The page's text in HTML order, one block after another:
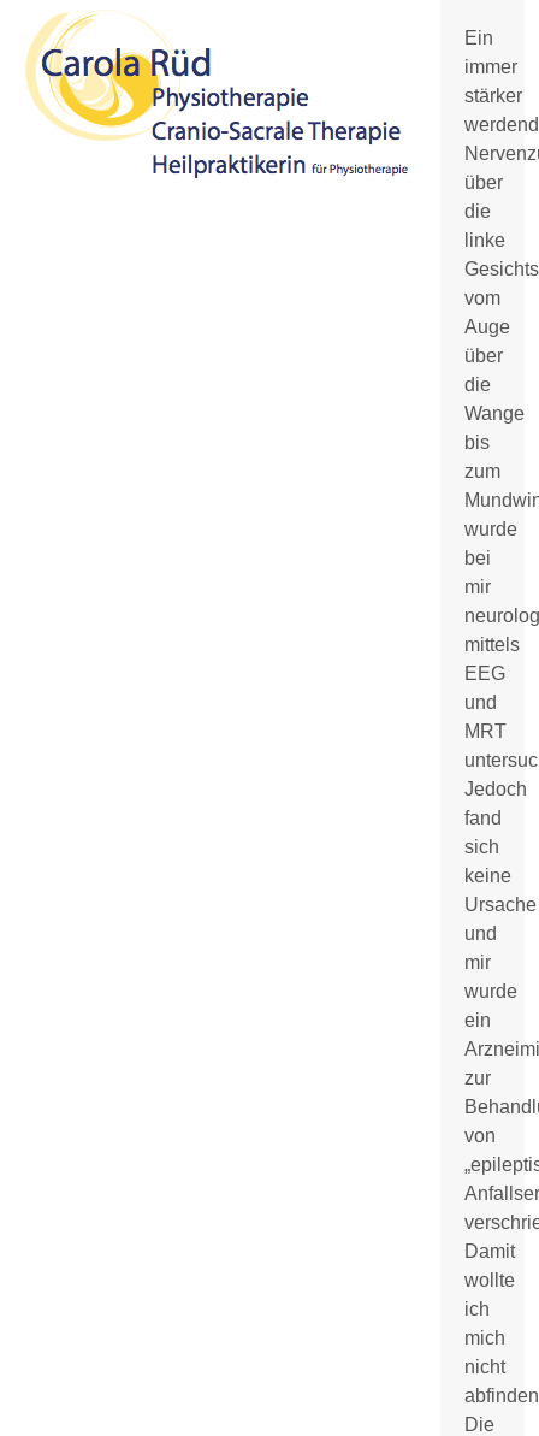
Open
mobile
menu
Close
mobile
menu
Ein
immer
stärker
über
die
linke
vom
Auge
über
die
Wange
bis
zum
wurde
bei
mir
mittels
EEG
und
MRT
Jedoch
fand
sich
keine
Ursache
und
mir
wurde
ein
zur
von
Damit
wollte
ich
mich
nicht
Die